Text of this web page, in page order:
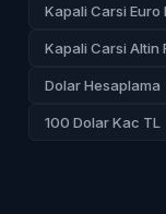
Kapali Carsi Euro
Kapali Carsi Altin
Dolar Hesaplama
100 Dolar Kac TL